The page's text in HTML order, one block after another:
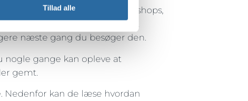
Tillad alle
om de hjemmesider og webshops,
en masse billeder og tekster.
næste gang du besøger den.
gange kan opleve at
gemt.
Nedenfor kan de læse hvordan